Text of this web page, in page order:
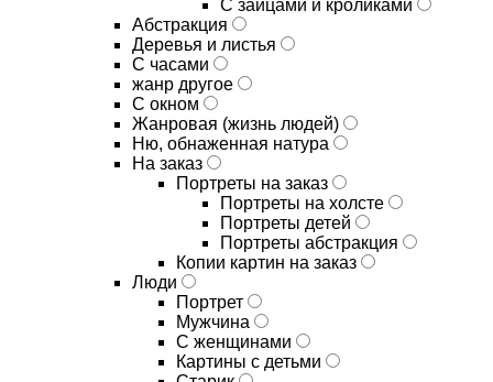
С зайцами и кроликами
Абстракция
Деревья и листья
С часами
жанр другое
С окном
Жанровая (жизнь людей)
Ню, обнаженная натура
На заказ
Портреты на заказ
Портреты на холсте
Портреты детей
Портреты абстракция
Копии картин на заказ
Люди
Портрет
Мужчина
С женщинами
Картины с детьми